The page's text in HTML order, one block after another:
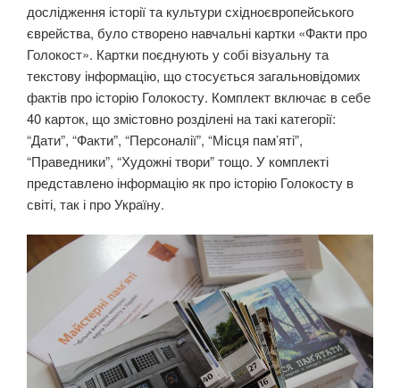
дослідження історії та культури східноєвропейського
єврейства, було створено навчальні картки «Факти про
Голокост». Картки поєднують у собі візуальну та
текстову інформацію, що стосується загальновідомих
фактів про історію Голокосту. Комплект включає в себе
40 карток, що змістовно розділені на такі категорії:
“Дати”, “Факти”, “Персоналії”, “Місця пам’яті”,
“Праведники”, “Художні твори” тощо. У комплекті
представлено інформацію як про історію Голокосту в
світі, так і про Україну.